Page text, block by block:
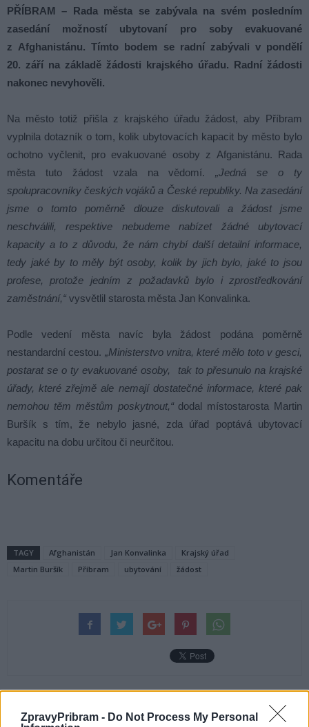
ZpravyPribram - Do Not Process My Personal
PŘÍBRAM – Rada města se zabývala na svém posledním
zasedání možností ubytovaní pro soby evakuované
z Afghanistánu. Tímto bodem se radní zabývali v pondělí
20. září na základě žádosti krajského úřadu. Radní žádosti
nakonec nevyhověli.
Na město totiž přišla z krajského úřadu žádost, aby Příbram
vyplnila dotazník o tom, kolik ubytovacích kapacit by město bylo
ochotno vyčlenit, pro evakuované osoby z Afganistánu. Rada
města tuto žádost vzala na vědomí.„Jedná se o ty
spolupracovníky českých vojáků a České republiky. Na zasedání
jsme o tomto poměrně dlouze diskutovali a žádost jsme
neschválili, respektive nebudeme nabízet žádné ubytovací
kapacity a to z důvodu, že nám chybí další detailní informace,
tedy jaké by to měly být osoby, kolik by jich bylo, jaké to jsou
profese, protože jedním z požadavků bylo i zprostředkování
zaměstnání,“ vysvětlil starosta města Jan Konvalinka.
Podle vedení města navíc byla žádost podána poměrně
nestandardní cestou. „Ministerstvo vnitra, které mělo toto v gesci,
postarat se o ty evakuované osoby, tak to přesunulo na krajské
úřady, které zřejmě ale nemají dostatečné informace, které pak
nemohou těm městům poskytnout,“dodal místostarosta Martin
Buršík s tím, že nebylo jasné, zda úřad poptává ubytovací
kapacitu na dobu určitou či neurčitou.
Komentáře
TAGY Afghanistán Jan Konvalinka
Krajský úřad
Martin Buršík
Příbram ubytování žádost
Předchozí článek Následující článek